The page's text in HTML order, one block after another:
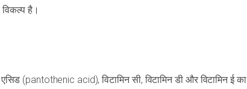
है।
(pantothenic acid), विटामिन सी, विटामिन डी और विटामिन ई का